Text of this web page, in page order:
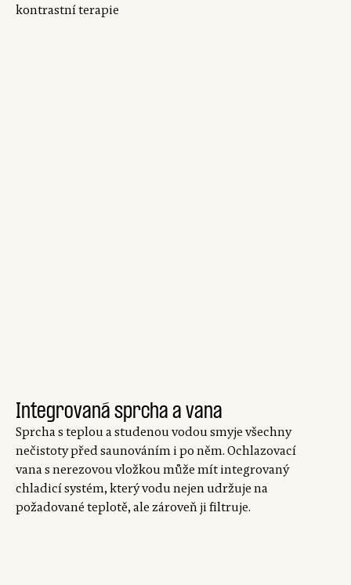
kontrastní terapie
Integrovaná sprcha a vana
Sprcha s teplou a studenou vodou smyje všechny
nečistoty před saunováním i po něm. Ochlazovací
vana s nerezovou vložkou může mít integrovaný
chladicí systém, který vodu nejen udržuje na
požadované teplotě, ale zároveň ji filtruje.